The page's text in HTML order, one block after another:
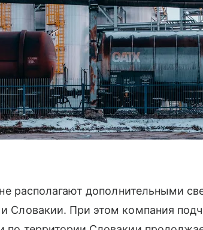
располагают дополнительными
Словакии. При этом компания